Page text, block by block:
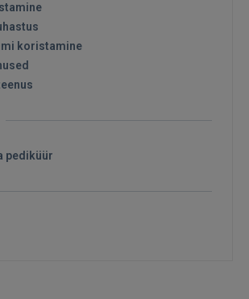
parooli?
Sign in with Apple
koristamine
pediküür